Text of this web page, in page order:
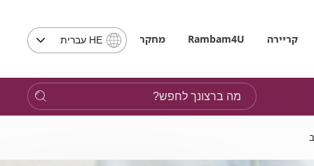
קריירה Rambam4U מחקר
בחירת
שים
לב,
בבחירת
לאתר
HE עברית
מה
ברצונך
לחפש?